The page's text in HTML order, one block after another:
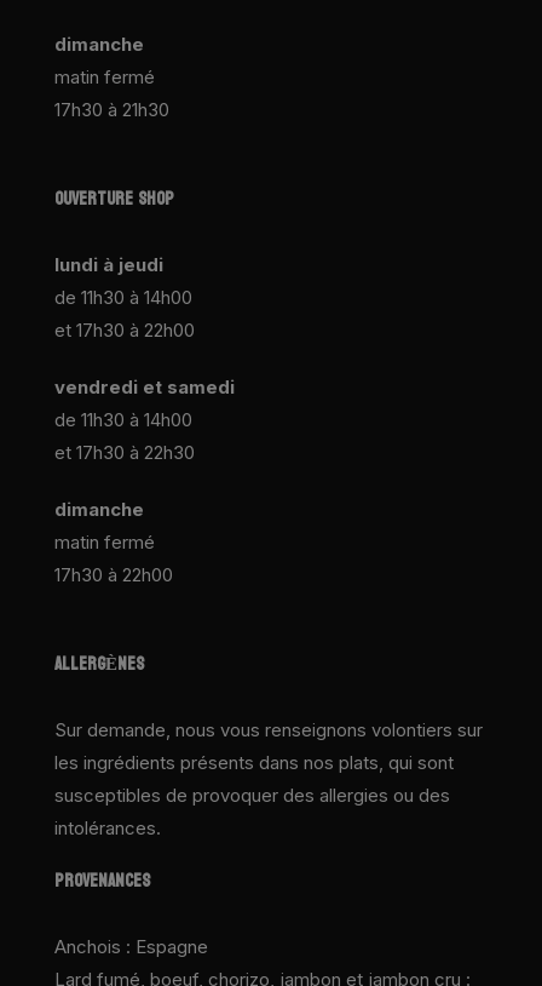
dimanche
matin fermé
17h30 à 21h30
OUVERTURE SHOP
lundi à jeudi
de 11h30 à 14h00
et 17h30 à 22h00
vendredi et samedi
de 11h30 à 14h00
et 17h30 à 22h30
dimanche
matin fermé
17h30 à 22h00
ALLERGÈNES
Sur demande, nous vous renseignons volontiers sur
les ingrédients présents dans nos plats, qui sont
susceptibles de provoquer des allergies ou des
intolérances.
PROVENANCES
Anchois : Espagne
Lard fumé, boeuf, chorizo, jambon et jambon cru :